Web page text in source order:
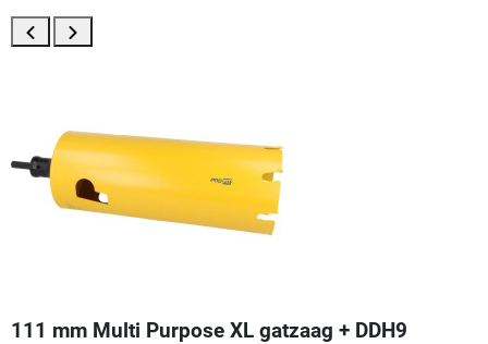
111 mm Multi Purpose XL gatzaag + DDH9